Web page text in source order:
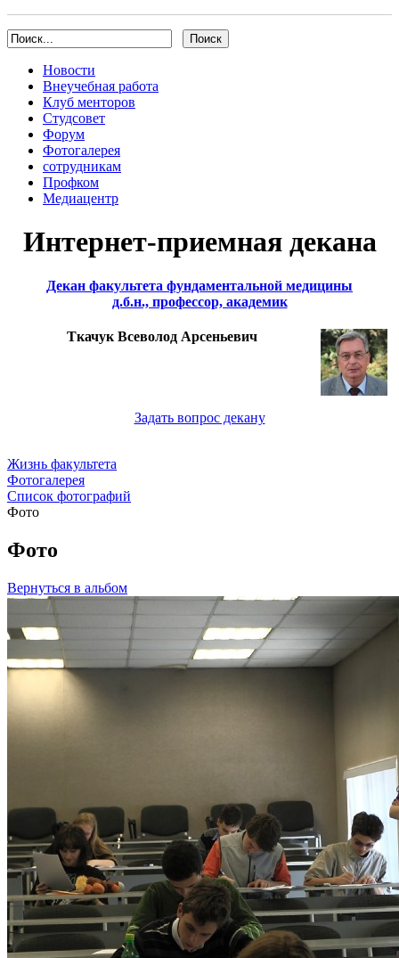
Новости
Внеучебная работа
Клуб менторов
Студсовет
Форум
Фотогалерея
сотрудникам
Профком
Медиацентр
Интернет-приемная декана
Декан факультета фундаментальной медицины
д.б.н., профессор, академик
Ткачук Всеволод Арсеньевич
Задать вопрос декану
Жизнь факультета
Фотогалерея
Список фотографий
Фото
Фото
Вернуться в альбом